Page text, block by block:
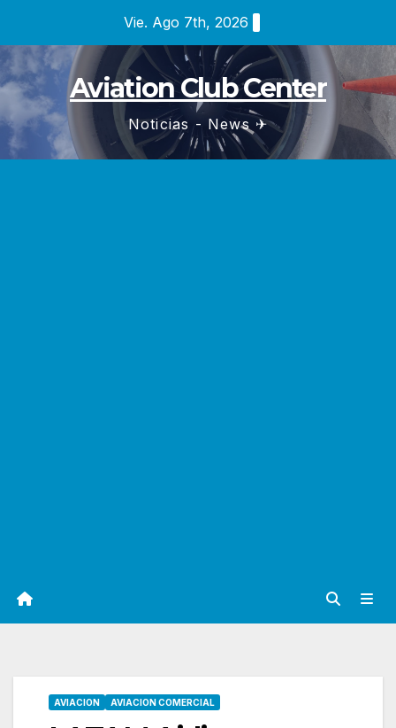
contenido
Vie. Ago 7th, 2026
Aviation Club Center
Noticias - News ✈
AVIACION AVIACION COMERCIAL